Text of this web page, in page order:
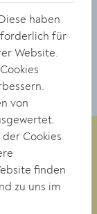
haben
für
Website.
von
Cookies
finden
zu uns im